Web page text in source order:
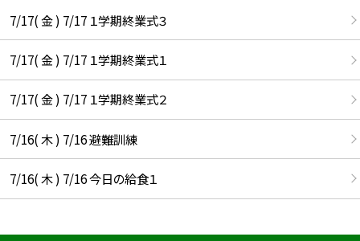
7/17( 金 ) 7/17 １学期終業式３
7/17( 金 ) 7/17 １学期終業式１
7/17( 金 ) 7/17 １学期終業式２
7/16( 木 ) 7/16 避難訓練
7/16( 木 ) 7/16 今日の給食１